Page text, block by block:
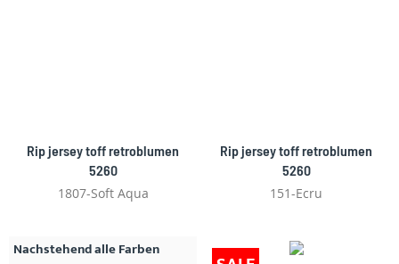
Rip jersey toff retroblumen
5260
1807-Soft Aqua
Rip jersey toff retroblumen
5260
151-Ecru
Nachstehend alle Farben